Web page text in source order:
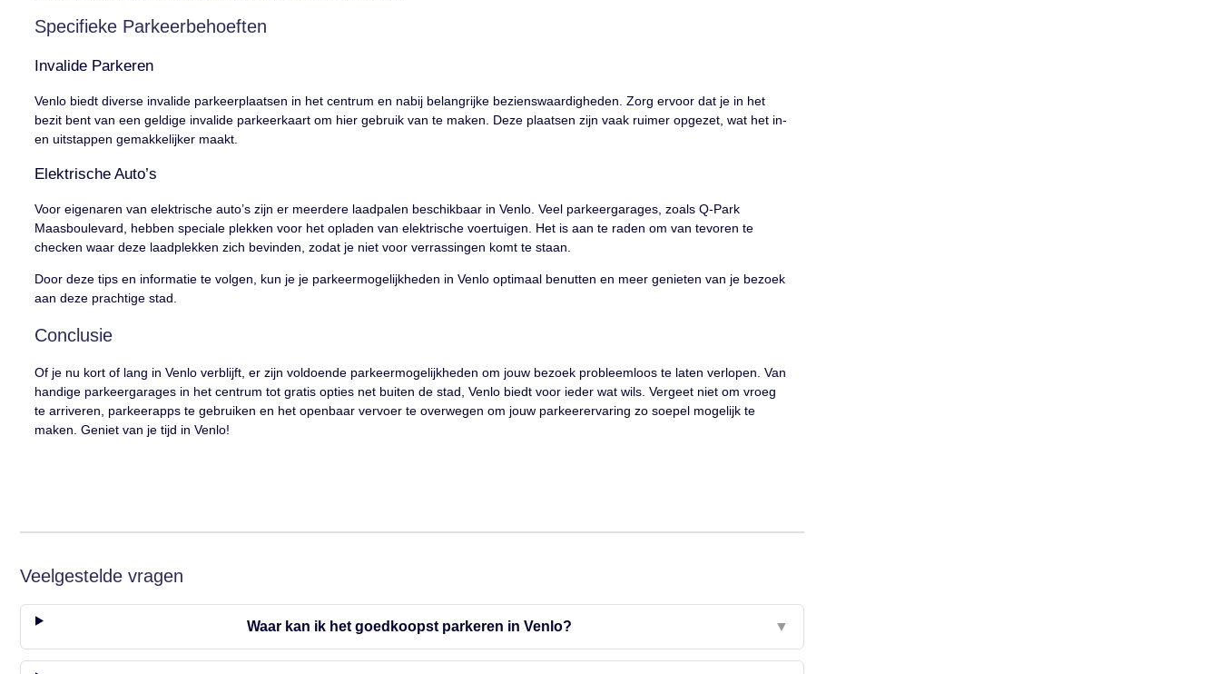
Specifieke Parkeerbehoeften
Invalide Parkeren
Venlo biedt diverse invalide parkeerplaatsen in het centrum en nabij belangrijke bezienswaardigheden. Zorg ervoor dat je in het
bezit bent van een geldige invalide parkeerkaart om hier gebruik van te maken. Deze plaatsen zijn vaak ruimer opgezet, wat het in-
en uitstappen gemakkelijker maakt.
Elektrische Auto’s
Voor eigenaren van elektrische auto’s zijn er meerdere laadpalen beschikbaar in Venlo. Veel parkeergarages, zoals Q-Park
Maasboulevard, hebben speciale plekken voor het opladen van elektrische voertuigen. Het is aan te raden om van tevoren te
checken waar deze laadplekken zich bevinden, zodat je niet voor verrassingen komt te staan.
Door deze tips en informatie te volgen, kun je je parkeermogelijkheden in Venlo optimaal benutten en meer genieten van je bezoek
aan deze prachtige stad.
Conclusie
Of je nu kort of lang in Venlo verblijft, er zijn voldoende parkeermogelijkheden om jouw bezoek probleemloos te laten verlopen. Van
handige parkeergarages in het centrum tot gratis opties net buiten de stad, Venlo biedt voor ieder wat wils. Vergeet niet om vroeg
te arriveren, parkeerapps te gebruiken en het openbaar vervoer te overwegen om jouw parkeerervaring zo soepel mogelijk te
maken. Geniet van je tijd in Venlo!
Veelgestelde vragen
Waar kan ik het goedkoopst parkeren in Venlo? ▼